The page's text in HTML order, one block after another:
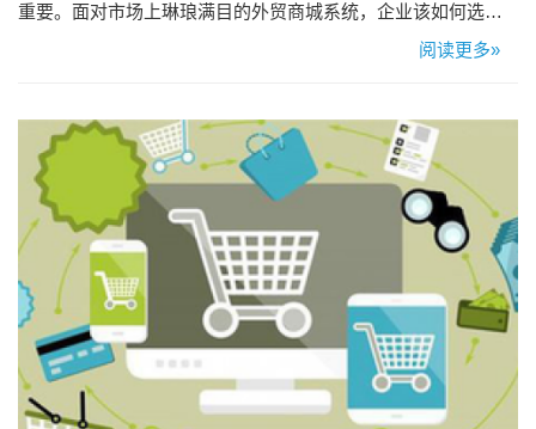
重要。面对市场上琳琅满目的外贸商城系统，企业该如何选
择？ 1. 明确业务需求 企业在选择外贸商城系统之前，首先要
理：直观的产品展示，方便的产品编辑和…
阅读更多»